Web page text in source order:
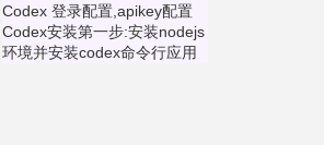
Codex 登录配置,apikey配置
Codex安装第一步:安装nodejs
环境并安装codex命令行应用